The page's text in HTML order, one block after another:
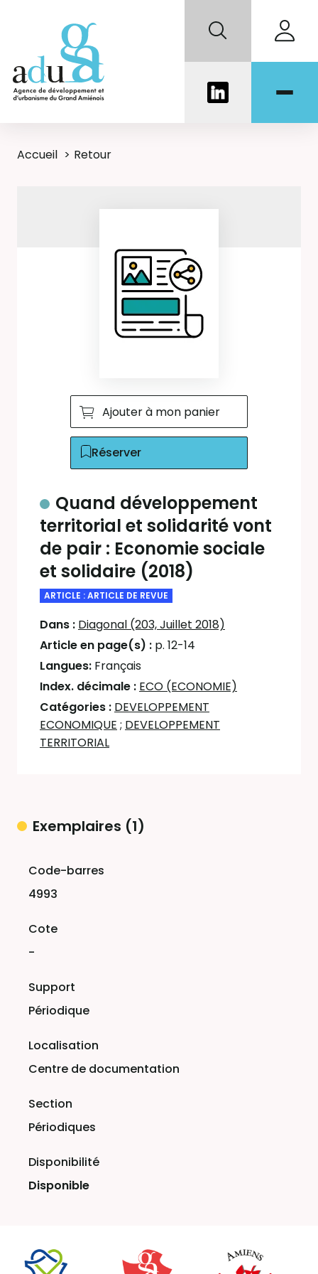
Accueil Retour
Ajouter à mon panier
Réserver
Quand développement
territorial et solidarité vont
de pair : Economie sociale
et solidaire (2018)
ARTICLE : ARTICLE DE REVUE
Dans : Diagonal (203, Juillet 2018)
Article en page(s) : p. 12-14
Langues: Français
Index. décimale : ECO (ECONOMIE)
Catégories : DEVELOPPEMENT
ECONOMIQUE ; DEVELOPPEMENT
TERRITORIAL
Exemplaires (1)
4993
-
Périodique
Centre de documentation
Périodiques
Disponible